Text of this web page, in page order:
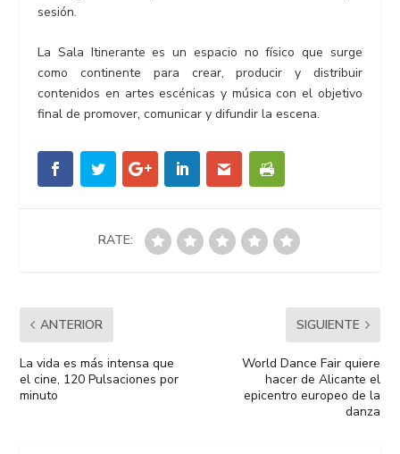
sesión.
La Sala Itinerante es un espacio no físico que surge
como continente para crear, producir y distribuir
contenidos en artes escénicas y música con el objetivo
final de promover, comunicar y difundir la escena.
RATE:
ANTERIOR
La vida es más intensa que
el cine, 120 Pulsaciones por
minuto
SIGUIENTE
World Dance Fair quiere
hacer de Alicante el
epicentro europeo de la
danza